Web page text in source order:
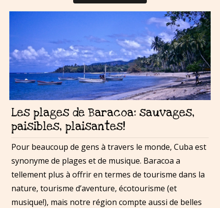
Les plages de Baracoa: sauvages,
paisibles, plaisantes!
Pour beaucoup de gens à travers le monde, Cuba est
synonyme de plages et de musique. Baracoa a
tellement plus à offrir en termes de tourisme dans la
nature, tourisme d’aventure, écotourisme (et
musique!), mais notre région compte aussi de belles